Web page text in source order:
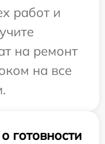
работ и
на ремонт
на все
готовности